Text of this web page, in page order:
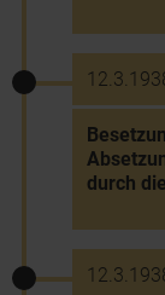
durch